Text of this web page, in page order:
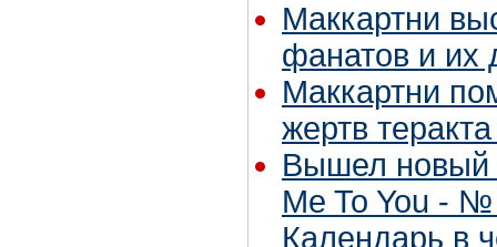
Маккартни
фанатов и их
Маккартни
жертв
Вышел новый
Me To You - №
Календарь в